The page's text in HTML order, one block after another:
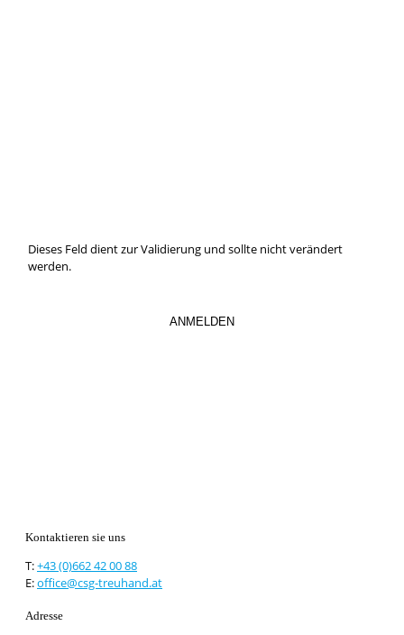
Dieses Feld dient zur Validierung und sollte nicht verändert
werden.
Kontaktieren sie uns
T:+43 (0)662 42 00 88
E:office@csg-treuhand.at
Adresse